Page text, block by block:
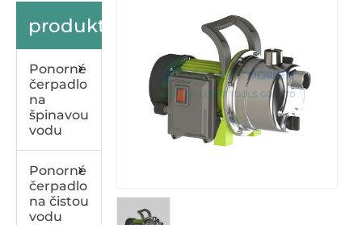
produkty
Ponorné
čerpadlo
na
špinavou
vodu
Ponorné
čerpadlo
na čistou
vodu